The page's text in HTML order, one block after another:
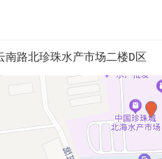
南路北珍珠水产市场二楼D区